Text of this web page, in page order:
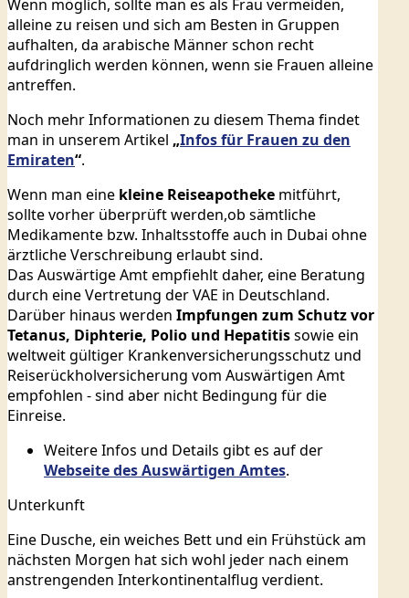
Wenn möglich, sollte man es als Frau vermeiden,
alleine zu reisen und sich am Besten in Gruppen
aufhalten, da arabische Männer schon recht
aufdringlich werden können, wenn sie Frauen alleine
antreffen.
Noch mehr Informationen zu diesem Thema findet
man in unserem Artikel „Infos für Frauen zu den
Emiraten“.
Wenn man eine kleine Reiseapotheke mitführt,
sollte vorher überprüft werden,ob sämtliche
Medikamente bzw. Inhaltsstoffe auch in Dubai ohne
ärztliche Verschreibung erlaubt sind.
Das Auswärtige Amt empfiehlt daher, eine Beratung
durch eine Vertretung der VAE in Deutschland.
Darüber hinaus werden Impfungen zum Schutz vor
Tetanus, Diphterie, Polio und Hepatitissowie ein
weltweit gültiger Krankenversicherungsschutz und
Reiserückholversicherung vom Auswärtigen Amt
empfohlen - sind aber nicht Bedingung für die
Einreise.
Weitere Infos und Details gibt es auf der
Webseite des Auswärtigen Amtes.
Unterkunft
Eine Dusche, ein weiches Bett und ein Frühstück am
nächsten Morgen hat sich wohl jeder nach einem
anstrengenden Interkontinentalflug verdient.